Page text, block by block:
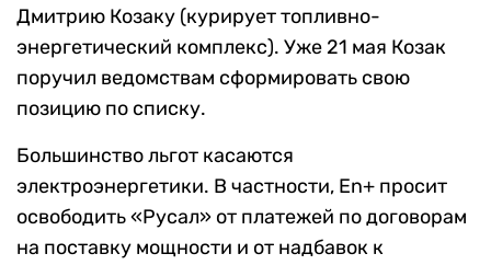
Дмитрию Козаку (курирует топливно-
энергетический комплекс). Уже 21 мая Козак
поручил ведомствам сформировать свою
позицию по списку.
Большинство льгот касаются
электроэнергетики. В частности, En+ просит
освободить «Русал» от платежей по договорам
на поставку мощности и от надбавок к